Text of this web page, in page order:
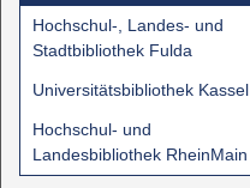
Hochschul-, Landes- und
Stadtbibliothek Fulda
Universitätsbibliothek Kassel
Hochschul- und
Landesbibliothek RheinMain